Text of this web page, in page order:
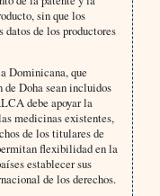
sin que los
datos de los productores
Dominicana, que
Doha sean incluidos
debe apoyar la
medicinas existentes,
de los titulares de
flexibilidad en la
establecer sus
de los derechos.